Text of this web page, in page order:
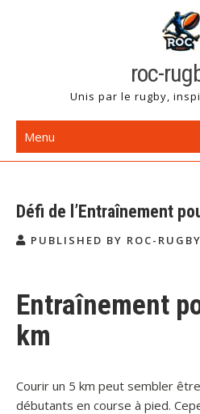
roc-
Unis par le rugby,
Menu
Défi de l’Entraînement
PUBLISHED BY ROC-RUGBY
Entraînement
km
Courir un 5 km peut sembler
débutants en course à pied.